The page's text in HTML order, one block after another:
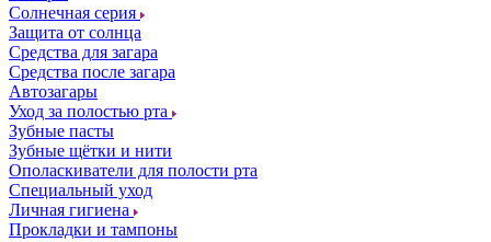
Солнечная серия
Защита от солнца
Средства для загара
Средства после загара
Автозагары
Уход за полостью рта
Зубные пасты
Зубные щётки и нити
Ополаскиватели для полости рта
Специальный уход
Личная гигиена
Прокладки и тампоны